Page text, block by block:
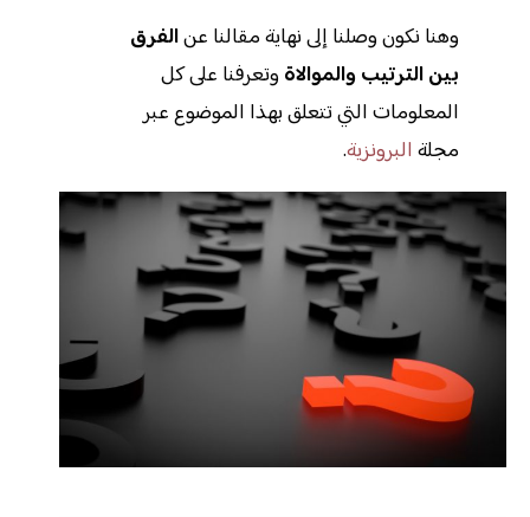
وهنا نكون وصلنا إلى نهاية مقالنا عنالفرق
بين الترتيب والموالاة وتعرفنا على كل
المعلومات التي تتعلق بهذا الموضوع عبر
مجلة البرونزية.